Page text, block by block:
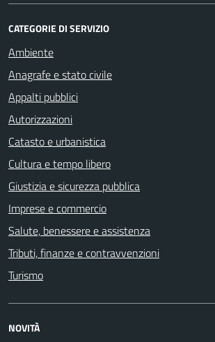
CATEGORIE DI SERVIZIO
Ambiente
Anagrafe e stato civile
Appalti pubblici
Autorizzazioni
Catasto e urbanistica
Cultura e tempo libero
Giustizia e sicurezza pubblica
Imprese e commercio
Salute, benessere e assistenza
Tributi, finanze e contravvenzioni
Turismo
NOVITÀ